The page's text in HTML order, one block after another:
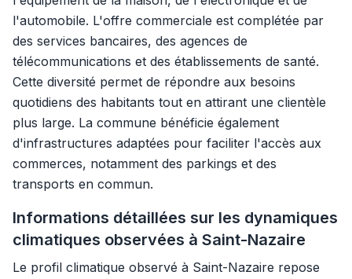
l'automobile. L'offre commerciale est complétée par
des services bancaires, des agences de
télécommunications et des établissements de santé.
Cette diversité permet de répondre aux besoins
quotidiens des habitants tout en attirant une clientèle
plus large. La commune bénéficie également
d'infrastructures adaptées pour faciliter l'accès aux
commerces, notamment des parkings et des
transports en commun.
Informations détaillées sur les dynamiques
climatiques observées à Saint-Nazaire
Le profil climatique observé à Saint-Nazaire repose